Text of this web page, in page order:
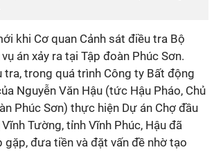
khi Cơ quan Cảnh sát điều tra Bộ
án xảy ra tại Tập đoàn Phúc Sơn.
tra, trong quá trình Công ty Bất động
Nguyễn Văn Hậu (tức Hậu Pháo, Chủ
Phúc Sơn) thực hiện Dự án Chợ đầu
Tường, tỉnh Vĩnh Phúc, Hậu đã
gặp, đưa tiền và đặt vấn đề nhờ tạo